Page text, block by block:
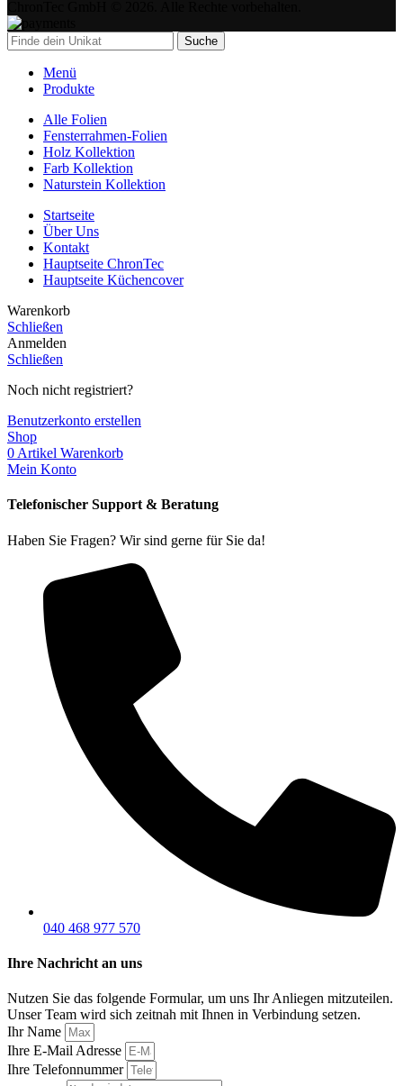
Suche
Menü
Produkte
Alle Folien
Fensterrahmen-Folien
Holz Kollektion
Farb Kollektion
Naturstein Kollektion
Startseite
Über Uns
Kontakt
Hauptseite ChronTec
Hauptseite Küchencover
Warenkorb
Schließen
Anmelden
Schließen
Noch nicht registriert?
Benutzerkonto erstellen
Shop
0 Artikel Warenkorb
Mein Konto
Telefonischer Support & Beratung
Haben Sie Fragen? Wir sind gerne für Sie da!
040 468 977 570
Ihre Nachricht an uns
Nutzen Sie das folgende Formular, um uns Ihr Anliegen mitzuteilen.
Unser Team wird sich zeitnah mit Ihnen in Verbindung setzen.
Ihr Name
Ihre E-Mail Adresse
Ihre Telefonnummer